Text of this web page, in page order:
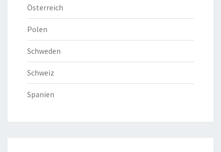
Österreich
Polen
Schweden
Schweiz
Spanien